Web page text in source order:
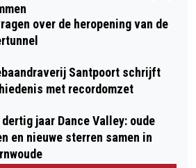
over de heropening van de
Santpoort schrijft
met recordomzet
dertig jaar Dance Valley: oude
en nieuwe sterren samen in